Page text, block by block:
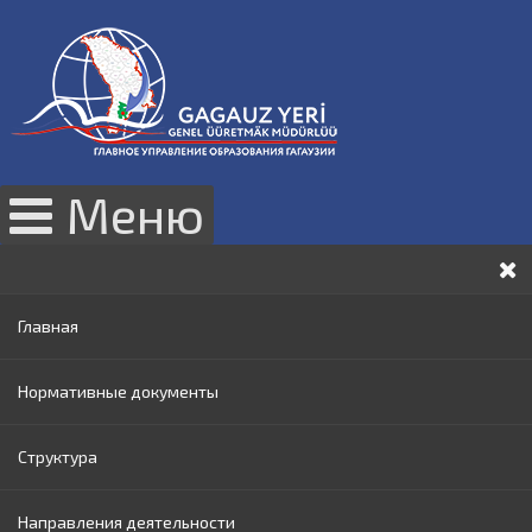
Меню
Главная
Нормативные документы
Законы РМ
Нормативные акты Правительства РМ
Структура
Руководство
Направления деятельности